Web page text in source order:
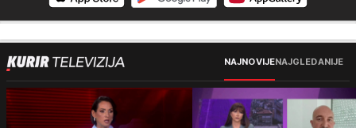
NAJNOVIJENAJGLEDANIJE